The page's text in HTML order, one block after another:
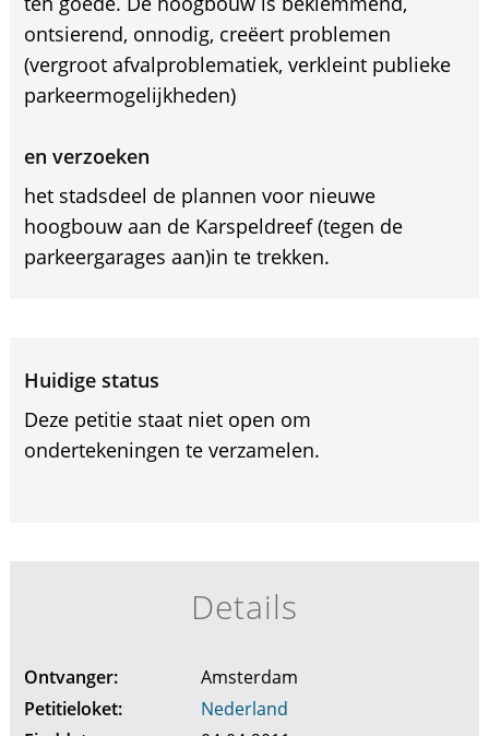
ontsierend, onnodig, creëert problemen
(vergroot afvalproblematiek, verkleint publieke
parkeermogelijkheden)
en verzoeken
het stadsdeel de plannen voor nieuwe
hoogbouw aan de Karspeldreef (tegen de
parkeergarages aan)in te trekken.
Huidige status
Deze petitie staat niet open om
ondertekeningen te verzamelen.
Details
Ontvanger:
Amsterdam
Petitieloket:
Nederland